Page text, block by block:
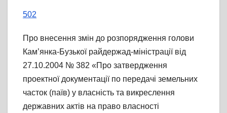
502
Про внесення змін до розпорядження голови
Кам’янка-Бузької райдержад-міністрації від
27.10.2004 № 382 «Про затвердження
проектної документації по передачі земельних
часток (паїв) у власність та викреслення
державних актів на право власності